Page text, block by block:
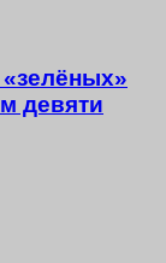
девяти